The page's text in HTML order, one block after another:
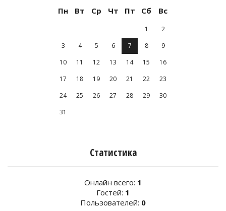
Пн Вт Ср Чт Пт Сб Вс
1
2
3
4 5 6 7 8
9
10
11 12 13 14 15
16
17
18 19 20 21 22
23
24
25 26 27 28 29
30
31
Статистика
Онлайн всего: 1
Гостей: 1
Пользователей: 0